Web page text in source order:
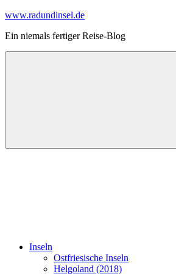
Zum
springen
www.radundinsel.de
Ein niemals fertiger Reise-Blog
Inseln
Ostfriesische Inseln
Helgoland (2018)